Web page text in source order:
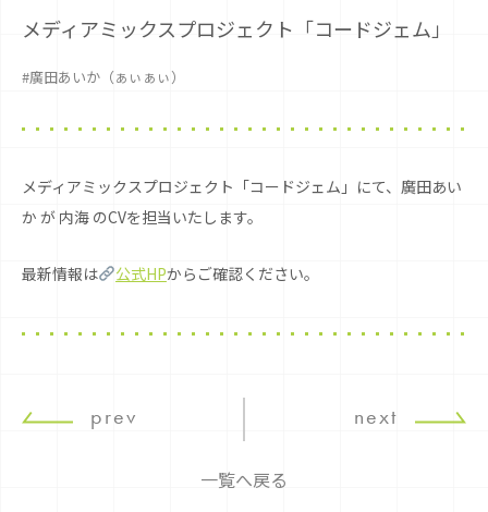
メディアミックスプロジェクト「コードジェム」
#廣田あいか（ぁぃぁぃ）
メディアミックスプロジェクト「コードジェム」にて、廣田あい
か が 内海 のCVを担当いたします。
最新情報は 公式HPからご確認ください。
prev
一覧へ戻る
next